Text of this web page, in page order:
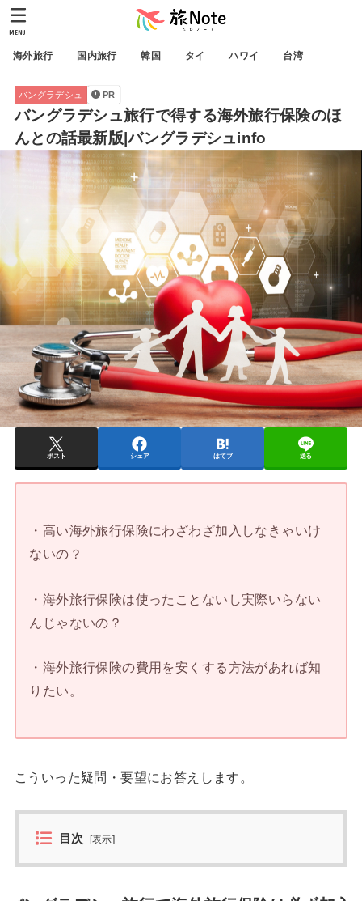
海外旅行 国内旅行 韓国 タイ ハワイ 台湾
MENU
バングラデシュ PR
バングラデシュ旅行で得する海外旅行保険のほ
んとの話最新版|バングラデシュinfo
ポスト シェア はてブ 送る
・高い海外旅行保険にわざわざ加入しなきゃいけ
ないの？
・海外旅行保険は使ったことないし実際いらない
んじゃないの？
・海外旅行保険の費用を安くする方法があれば知
りたい。
こういった疑問・要望にお答えします。
目次 [表示]